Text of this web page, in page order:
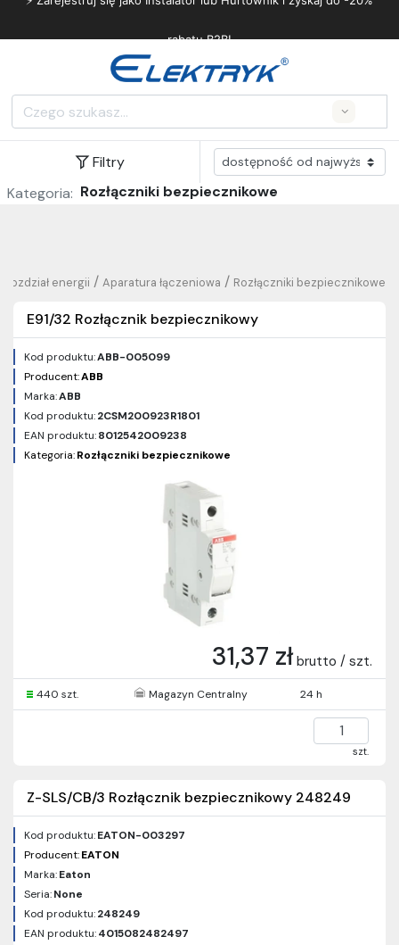
rabatu B2B!
Filtry
Kategoria: Rozłączniki bezpiecznikowe
Rozłączniki bezpiecznikowe
/
Aparatura łączeniowa
/
Rozdział energii
E91/32 Rozłącznik bezpiecznikowy
Kod produktu:ABB-005099
Producent:ABB
Marka:ABB
Kod produktu:2CSM200923R1801
EAN produktu:8012542009238
Kategoria:Rozłączniki bezpiecznikowe
31,37 zł brutto / szt.
440 szt. Magazyn Centralny 24 h
szt.
Z-SLS/CB/3 Rozłącznik bezpiecznikowy 248249
Kod produktu:EATON-003297
Producent:EATON
Marka:Eaton
Seria:None
Kod produktu:248249
EAN produktu:4015082482497